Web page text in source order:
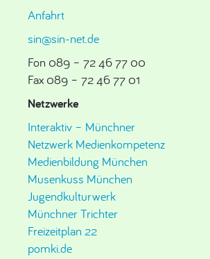
Anfahrt
sin@sin-net.de
Fon 089 – 72 46 77 00
Fax 089 – 72 46 77 01
Netzwerke
Interaktiv – Münchner
Netzwerk Medienkompetenz
Medienbildung München
Musenkuss München
Jugendkulturwerk
Münchner Trichter
Freizeitplan 22
pomki.de